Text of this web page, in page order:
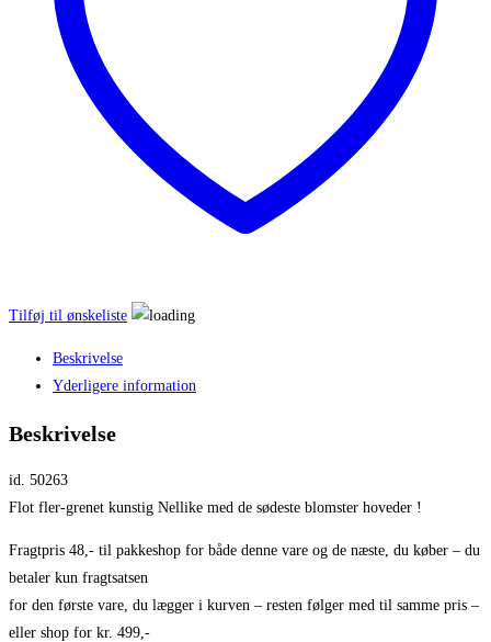
Tilføj til ønskeliste
Beskrivelse
Yderligere information
Beskrivelse
id. 50263
Flot fler-grenet kunstig Nellike med de sødeste blomster hoveder !
Fragtpris 48,- til pakkeshop for både denne vare og de næste, du køber – du
betaler kun fragtsatsen
for den første vare, du lægger i kurven – resten følger med til samme pris –
eller shop for kr. 499,-